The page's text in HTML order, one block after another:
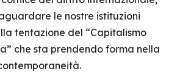
le nostre istituzioni
tentazione del “Capitalismo
che sta prendendo forma nella